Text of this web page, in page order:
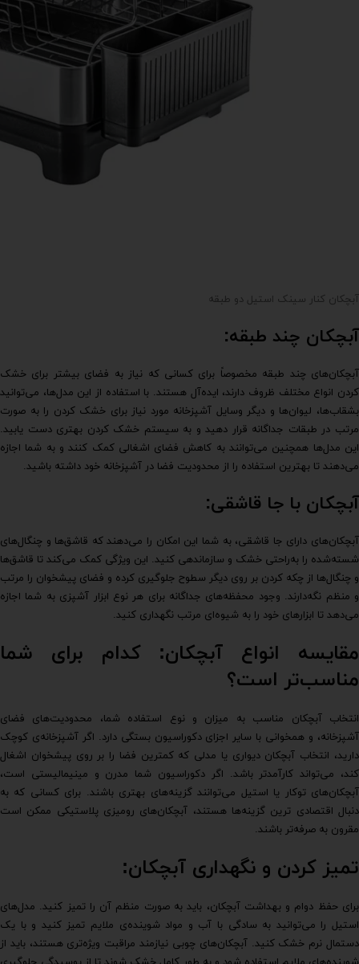
آبچکان کنار سینک استیل دو طبقه
آبچکان چند طبقه:
آبچکان‌های چند طبقه مخصوصاً برای کسانی که نیاز به فضای بیشتر برای خشک
کردن انواع مختلف ظروف دارند، ایده‌آل هستند. با استفاده از این مدل‌ها، می‌توانید
بشقاب‌ها، لیوان‌ها و دیگر وسایل آشپزخانه مورد نیاز برای خشک کردن را به صورت
مرتب در طبقات جداگانه قرار دهید و به سیستم خشک کردن بهتری دست یابید.
این مدل‌ها همچنین می‌توانند به کاهش فضای اشغالی کمک کنند و به شما اجازه
می‌دهند تا بهترین استفاده را از محدودیت فضا در آشپزخانه خود داشته باشید.
آبچکان با جا قاشقی:
آبچکان‌های دارای جا قاشقی، به شما این امکان را می‌دهند که قاشق‌ها و چنگال‌های
شسته‌شده را به‌راحتی خشک و سازماندهی کنید. این ویژگی کمک می‌کند تا قاشق‌ها
و چنگال‌ها از چکه کردن بر روی دیگر سطوح جلوگیری کرده و فضای پیشخوان را مرتب
و منظم نگه‌دارند. وجود محفظه‌های جداگانه برای هر نوع ابزار آشپزی به شما اجازه
می‌دهد تا ابزارهای خود را به شیوه‌ای مرتب نگهداری کنید.
مقایسه انواع آبچکان: کدام برای شما
مناسب‌تر است؟
انتخاب آبچکان مناسب به میزان و نوع استفاده شما، محدودیت‌های فضای
آشپزخانه، و همخوانی با سایر اجزای دکوراسیون بستگی دارد. اگر آشپزخانه‌ی کوچک
دارید، انتخاب آبچکان دیواری یا مدلی که کمترین فضا را بر روی پیشخوان اشغال
کند، می‌تواند کارآمدتر باشد. اگر دکوراسیون شما مدرن و مینیمالیستی است،
آبچکان‌های توکار یا استیل می‌توانند گزینه‌های بهتری باشند. برای کسانی که به
دنبال اقتصادی ترین گزینه‌ها هستند، آبچکان‌های رومیزی پلاستیکی ممکن است
مقرون به صرفه‌تر باشند.
تمیز کردن و نگهداری آبچکان:
برای حفظ دوام و بهداشت آبچکان، باید به صورت منظم آن را تمیز کنید. مدل‌های
استیل را می‌توانید به سادگی با آب و مواد شوینده‌ی ملایم تمیز کنید و با یک
دستمال نرم خشک کنید. آبچکان‌های چوبی نیازمند مراقبت ویژه‌تری هستند، باید از